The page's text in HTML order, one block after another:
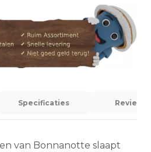
Specificaties Reviews
van Bonnanotte slaapt